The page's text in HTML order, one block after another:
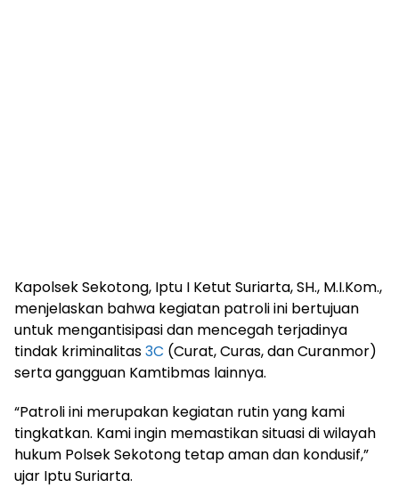
Kapolsek Sekotong, Iptu I Ketut Suriarta, SH., M.I.Kom.,
menjelaskan bahwa kegiatan patroli ini bertujuan
untuk mengantisipasi dan mencegah terjadinya
tindak kriminalitas3C (Curat, Curas, dan Curanmor)
serta gangguan Kamtibmas lainnya.
“Patroli ini merupakan kegiatan rutin yang kami
tingkatkan. Kami ingin memastikan situasi di wilayah
hukum Polsek Sekotong tetap aman dan kondusif,”
ujar Iptu Suriarta.